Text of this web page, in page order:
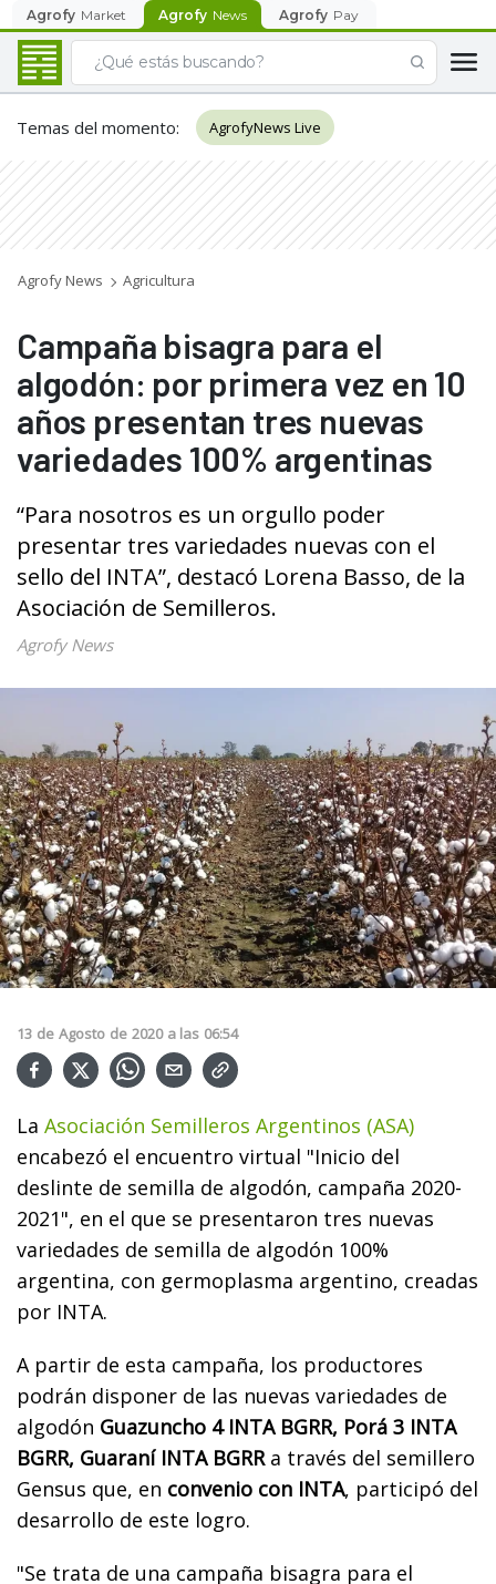
Agrofy Market Agrofy News Agrofy Pay
Temas del momento: AgrofyNews Live
Agrofy News Agricultura
Campaña bisagra para el
algodón: por primera vez en 10
años presentan tres nuevas
variedades 100% argentinas
“Para nosotros es un orgullo poder
presentar tres variedades nuevas con el
sello del INTA”, destacó Lorena Basso, de la
Asociación de Semilleros.
Agrofy News
13 de Agosto de 2020 a las 06:54
La Asociación Semilleros Argentinos (ASA)
encabezó el encuentro virtual "Inicio del
deslinte de semilla de algodón, campaña 2020-
2021", en el que se presentaron tres nuevas
variedades de semilla de algodón 100%
argentina, con germoplasma argentino, creadas
por INTA.
A partir de esta campaña, los productores
podrán disponer de las nuevas variedades de
algodón Guazuncho 4 INTA BGRR, Porá 3 INTA
BGRR, Guaraní INTA BGRRa través del semillero
Gensus que, en convenio con INTA, participó del
desarrollo de este logro.
"Se trata de una campaña bisagra para el